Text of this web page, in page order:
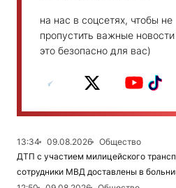
на нас в соцсетях, чтобы не
пропустить важные
это безопасно для вас)
13:34 09.08.2026
Общество
ДТП с участием милицейского
сотрудники МВД доставлены в